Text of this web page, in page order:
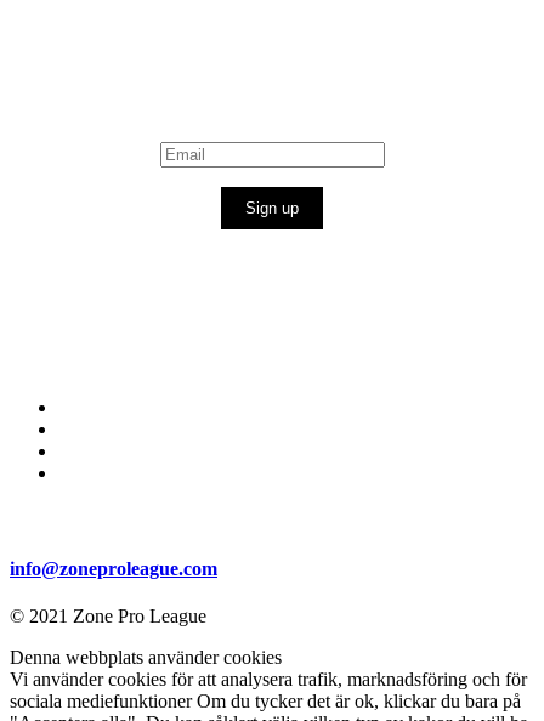
Sign up
info@zoneproleague.com
© 2021 Zone Pro League
Denna webbplats använder cookies
Vi använder cookies för att analysera trafik, marknadsföring och för
sociala mediefunktioner Om du tycker det är ok, klickar du bara på